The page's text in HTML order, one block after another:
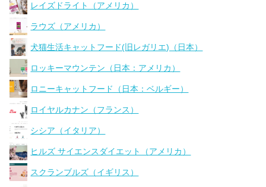
レイズドライト（アメリカ）
ラウズ（アメリカ）
犬猫生活キャットフード(旧レガリエ)（日本）
ロッキーマウンテン（日本：アメリカ）
ロニーキャットフード（日本：ベルギー）
ロイヤルカナン（フランス）
シシア（イタリア）
ヒルズ サイエンスダイエット（アメリカ）
スクランブルズ（イギリス）